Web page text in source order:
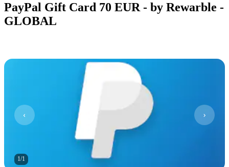
PayPal Gift Card 70 EUR - by Rewarble -
GLOBAL
1/1